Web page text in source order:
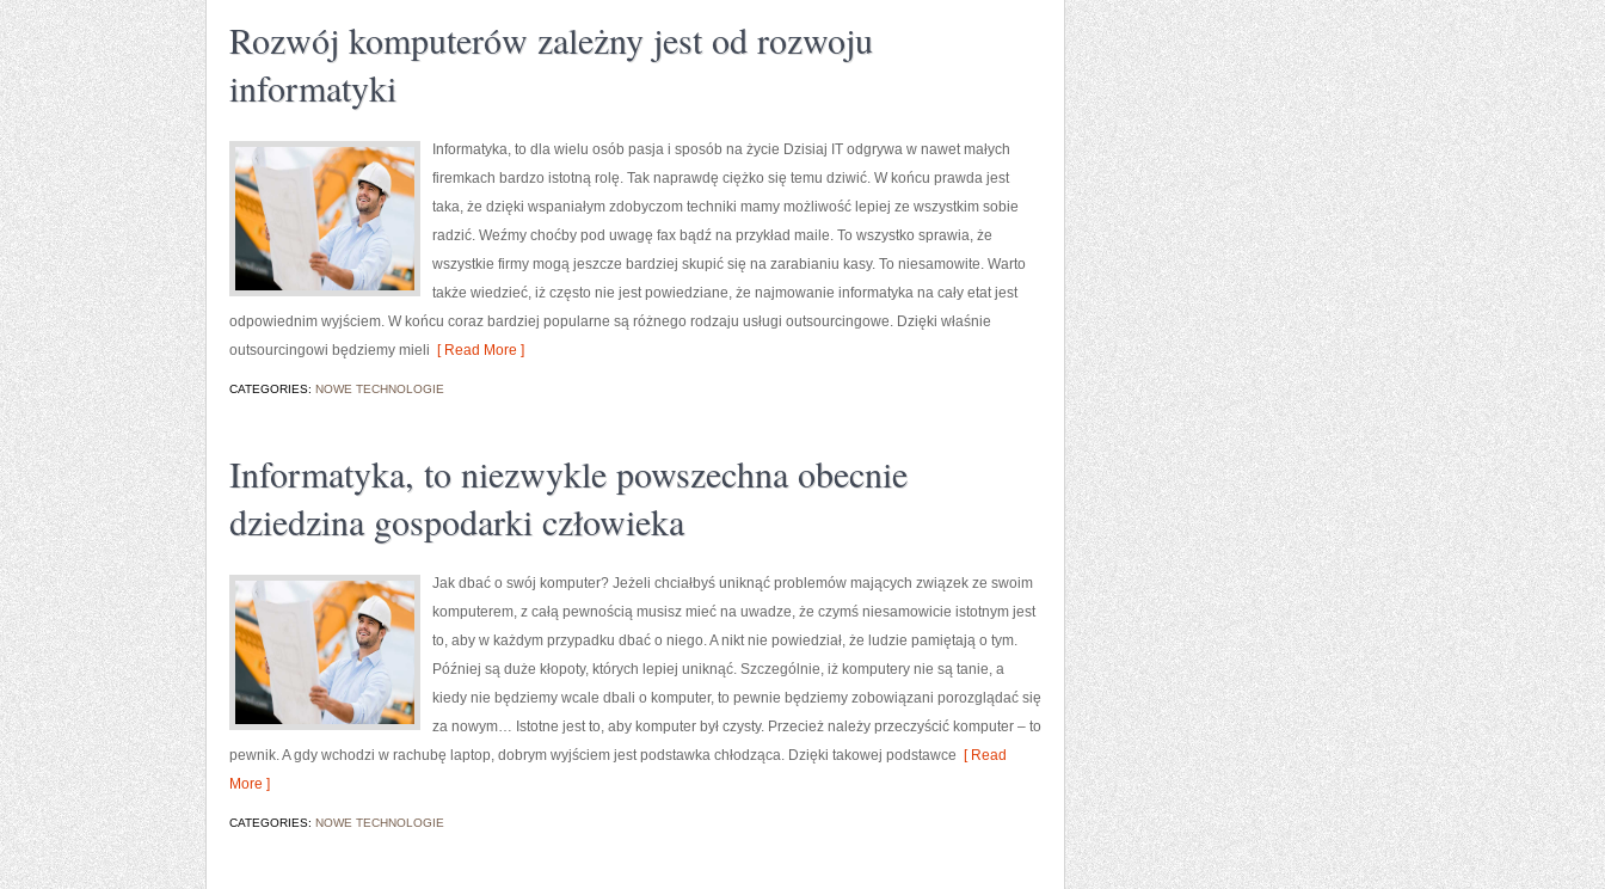
Rozwój komputerów zależny jest od rozwoju
informatyki
Informatyka, to dla wielu osób pasja i sposób na życie Dzisiaj IT odgrywa w nawet małych
firemkach bardzo istotną rolę. Tak naprawdę ciężko się temu dziwić. W końcu prawda jest
taka, że dzięki wspaniałym zdobyczom techniki mamy możliwość lepiej ze wszystkim sobie
radzić. Weźmy choćby pod uwagę fax bądź na przykład maile. To wszystko sprawia, że
wszystkie firmy mogą jeszcze bardziej skupić się na zarabianiu kasy. To niesamowite. Warto
także wiedzieć, iż często nie jest powiedziane, że najmowanie informatyka na cały etat jest
odpowiednim wyjściem. W końcu coraz bardziej popularne są różnego rodzaju usługi outsourcingowe. Dzięki właśnie
outsourcingowi będziemy mieli [ Read More ]
CATEGORIES: NOWE TECHNOLOGIE
Informatyka, to niezwykle powszechna obecnie
dziedzina gospodarki człowieka
Jak dbać o swój komputer? Jeżeli chciałbyś uniknąć problemów mających związek ze swoim
komputerem, z całą pewnością musisz mieć na uwadze, że czymś niesamowicie istotnym jest
to, aby w każdym przypadku dbać o niego. A nikt nie powiedział, że ludzie pamiętają o tym.
Później są duże kłopoty, których lepiej uniknąć. Szczególnie, iż komputery nie są tanie, a
kiedy nie będziemy wcale dbali o komputer, to pewnie będziemy zobowiązani porozglądać się
za nowym… Istotne jest to, aby komputer był czysty. Przecież należy przeczyścić komputer – to
pewnik. A gdy wchodzi w rachubę laptop, dobrym wyjściem jest podstawka chłodząca. Dzięki takowej podstawce [ Read
More ]
CATEGORIES: NOWE TECHNOLOGIE